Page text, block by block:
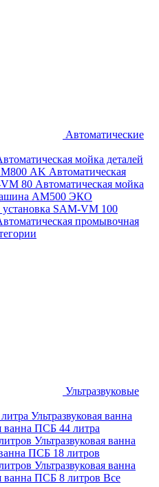
Автоматические
мойка деталей
AK Автоматическая
VM 80 Автоматическая мойка
АМ500 ЭКО
SAM-VM 100
промывочная
Ультразвуковые
Ультразвуковая ванна
ванна ПСБ 44 литра
Ультразвуковая ванна
ПСБ 18 литров
Ультразвуковая ванна
ванна ПСБ 8 литров Все